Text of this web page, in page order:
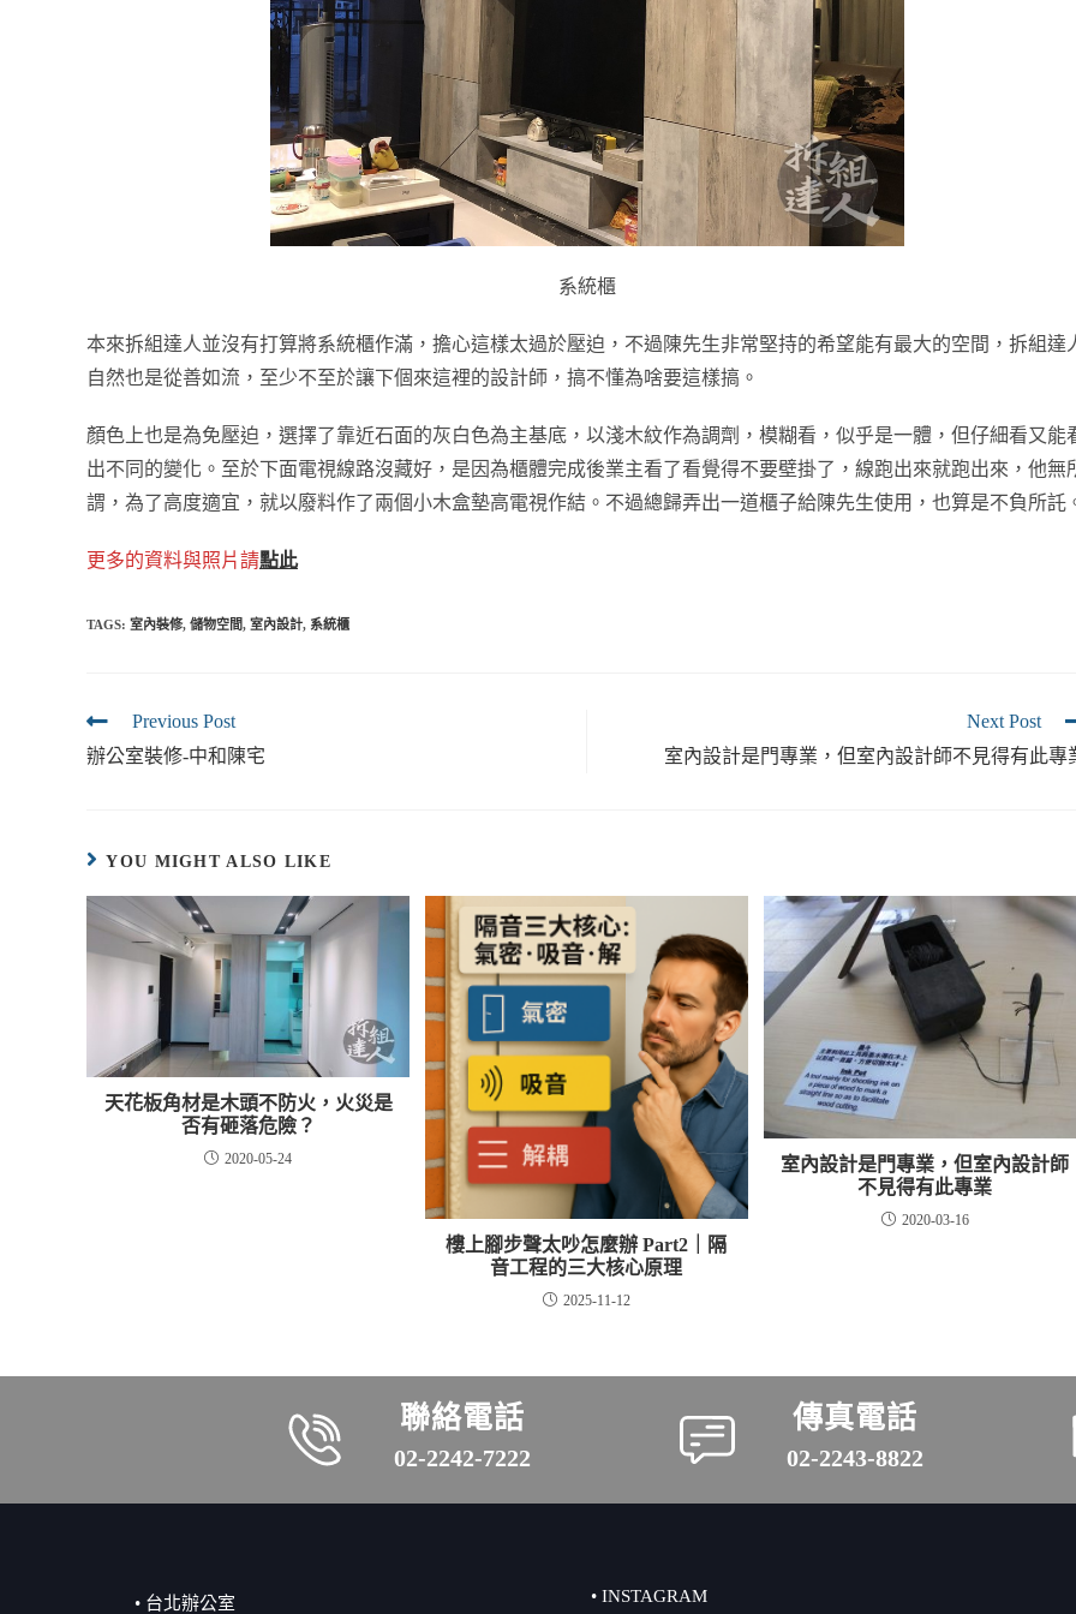
系統櫃
本來拆組達人並沒有打算將系統櫃作滿，擔心這樣太過於壓迫，不過陳先生非常堅持的希望能有最大的空間，拆組達
自然也是從善如流，至少不至於讓下個來這裡的設計師，搞不懂為啥要這樣搞。
顏色上也是為免壓迫，選擇了靠近石面的灰白色為主基底，以淺木紋作為調劑，模糊看，似乎是一體，但仔細看又能
出不同的變化。至於下面電視線路沒藏好，是因為櫃體完成後業主看了看覺得不要壁掛了，線跑出來就跑出來，他無
謂，為了高度適宜，就以廢料作了兩個小木盒墊高電視作結。不過總歸弄出一道櫃子給陳先生使用，也算是不負所託
更多的資料與照片請點此
TAGS: 室內裝修, 儲物空間, 室內設計, 系統櫃
Previous Post
辦公室裝修-中和陳宅
Next Post
室內設計是門專業，但室內設計師不見得有此專
YOU MIGHT ALSO LIKE
天花板角材是木頭不防火，火災是
否有砸落危險？
2020-05-24
樓上腳步聲太吵怎麼辦 Part2｜隔
音工程的三大核心原理
2025-11-12
室內設計是門專業，但室內設計師
不見得有此專業
2020-03-16
聯絡電話
02-2242-7222
傳真電話
02-2243-8822
• 台北辦公室 • INSTAGRAM